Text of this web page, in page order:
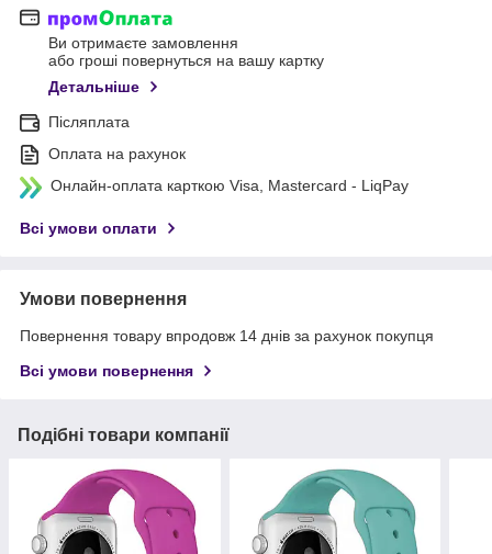
Ви отримаєте замовлення
або гроші повернуться на вашу картку
Детальніше
Післяплата
Оплата на рахунок
Онлайн-оплата карткою Visa, Mastercard - LiqPay
Всі умови оплати
Умови повернення
Повернення товару впродовж 14 днів за рахунок покупця
Всі умови повернення
Подібні товари компанії